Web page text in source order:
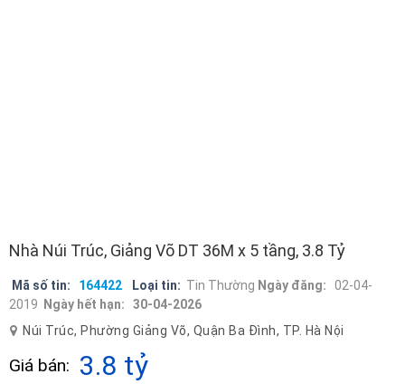
Nhà Núi Trúc, Giảng Võ DT 36M x 5 tầng, 3.8 Tỷ
Mã số tin: 164422 Loại tin: Tin Thường Ngày đăng:
02-04-
2019
Ngày hết hạn:
30-04-2026
Núi Trúc, Phường Giảng Võ, Quận Ba Đình, TP. Hà Nội
Giá bán: 3.8 tỷ